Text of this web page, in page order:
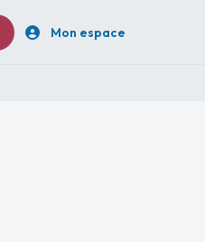
Mon espace